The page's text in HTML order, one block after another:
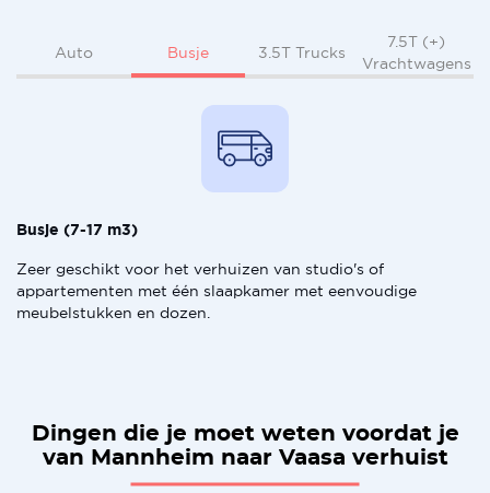
Auto Busje 3.5T Trucks
7.5T (+)
Vrachtwagens
Busje (7-17 m3)
Zeer geschikt voor het verhuizen van studio's of
appartementen met één slaapkamer met eenvoudige
meubelstukken en dozen.
Dingen die je moet weten voordat je
van Mannheim naar Vaasa verhuist